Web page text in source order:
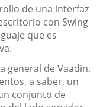
de una interfaz
con Swing
que es
general de Vaadin.
a saber, un
conjunto de